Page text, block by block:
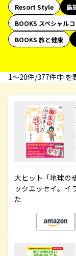
Resort Style
島
BOOKS スペシャル
BOOKS 旅と健康
1〜20件/377件中 を
大ヒット「地球の
ックエッセイ。イ
た